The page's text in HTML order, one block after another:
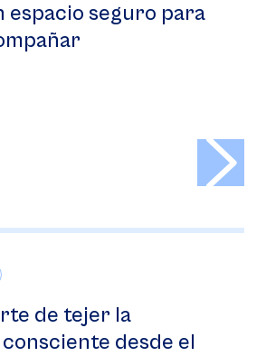
espacio seguro para
de tejer la
desde el